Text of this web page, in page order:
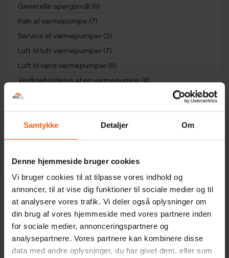
Samtykke Detaljer Om
Denne hjemmeside bruger cookies
Vi bruger cookies til at tilpasse vores indhold og
annoncer, til at vise dig funktioner til sociale medier og til
at analysere vores trafik. Vi deler også oplysninger om
din brug af vores hjemmeside med vores partnere inden
for sociale medier, annonceringspartnere og
analysepartnere. Vores partnere kan kombinere disse
data med andre oplysninger, du har givet dem, eller som
Generelle spørgsmål (9)
Køb af varmepumpe (7)
Service af varmepumper (3)
Luft til luft varmepumper (7)
Luft til vand varmepumper (5)
Vedligeholdelse af en varmepumpe (4)
Varmepumpe tilbehør (5)
Begreber (5)
Økonomi (2)
Panasonic varmepumpe – FAQ & fjernbetjening (21)
Økonomi
Hvor meget kan jeg spare på en varmepumpe?